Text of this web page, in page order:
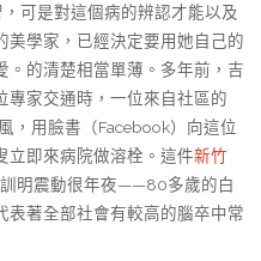
可是對這個病的辨認才能以及
美學家，已經決定要用她自己的
。的清楚相當單薄。多年前，吉
專家交通時，一位來自社區的
，用臉書（Facebook）向這位
立即來病院做溶栓。這件新竹
訓明震動很年夜——80多歲的白
表著全部社會有較高的腦卒中常